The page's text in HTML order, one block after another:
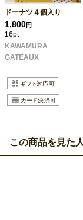
ドーナツ４個入り
1,800円
16pt
KAWAMURA
GATEAUX
この商品を見た